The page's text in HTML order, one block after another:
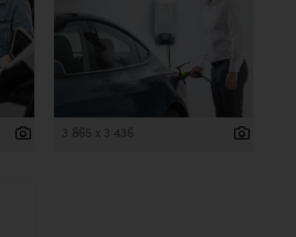
3 865 x 3 436